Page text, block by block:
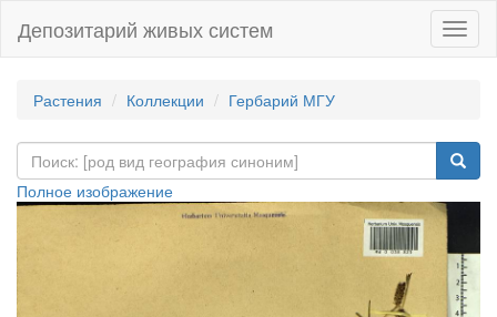
Депозитарий живых систем
Растения Коллекции Гербарий МГУ
Полное изображение